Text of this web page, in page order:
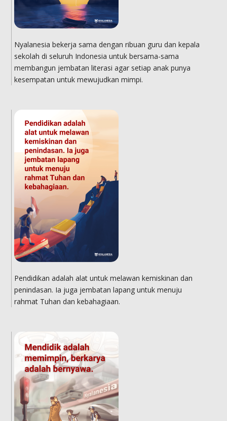
Nyalanesia bekerja sama dengan ribuan guru dan kepala
sekolah di seluruh Indonesia untuk bersama-sama
membangun jembatan literasi agar setiap anak punya
kesempatan untuk mewujudkan mimpi.
Pendidikan adalah alat untuk melawan kemiskinan dan
penindasan. Ia juga jembatan lapang untuk menuju
rahmat Tuhan dan kebahagiaan.